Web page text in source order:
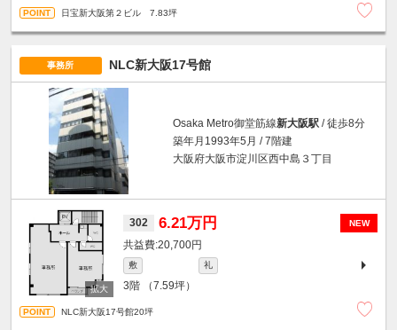
日宝新大阪第２ビル 7.83坪
事務所 NLC新大阪17号館
Osaka Metro御堂筋線新大阪駅 / 徒歩8分
築年月1993年5月 / 7階建
大阪府大阪市淀川区西中島３丁目
NEW
302 6.21万円
20,700円
敷 礼
3階 （7.59坪）
NLC新大阪17号館20坪